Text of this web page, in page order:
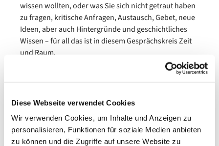
Diese Webseite verwendet Cookies
Wir verwenden Cookies, um Inhalte und Anzeigen zu
personalisieren, Funktionen für soziale Medien anbieten
zu können und die Zugriffe auf unsere Website zu
wissen wollten, oder was Sie sich nicht getraut haben
zu fragen, kritische Anfragen, Austausch, Gebet, neue
Ideen, aber auch Hintergründe und geschichtliches
Wissen – für all das ist in diesem Gesprächskreis Zeit
und Raum.
Seit über 10 Jahren treffen wir uns an jedem 2.
Donnerstag im Monat um 20 Uhr in den Räumen der
sind offen und neugierig und machen uns auch
es ratsam, sich für ein erstes Kennenlernen mit uns in
Verbindung zu setzen. Wir freuen uns auf Sie!